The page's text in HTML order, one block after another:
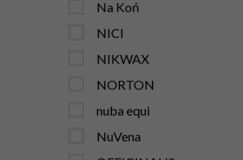
Na Koń
NICI
NIKWAX
NORTON
nuba equi
NuVena